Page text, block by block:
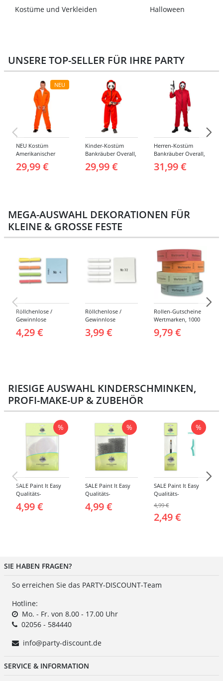
Kostüme und Verkleiden Halloween
UNSERE TOP-SELLER FÜR IHRE PARTY
NEU
NEU Kostüm
Amerikanischer
Overall, Orange -
29,99 €
Kinder-Kostüm
Bankräuber Overall,
29,99 €
Herren-Kostüm
Bankräuber Overall,
31,99 €
MEGA-AUSWAHL DEKORATIONEN FÜR
KLEINE & GROSSE FESTE
Röllchenlose /
Gewinnlose
Tombola, Treffer,
bunt - Nummern 1-
4,29 €
Röllchenlose /
Gewinnlose
Tombola, Treffer,
weiß - Verschiedene
3,99 €
Rollen-Gutscheine
Wertmarken, 1000
Abrisse -
Verschiedene
9,79 €
RIESIGE AUSWAHL KINDERSCHMINKEN,
PROFI-MAKE-UP & ZUBEHÖR
%
SALE Paint It Easy
Qualitäts-
Rund, 2 Stück, für
4,99 €
%
SALE Paint It Easy
Qualitäts-
Stoppelschwamm, 2
4,99 €
%
SALE Paint It Easy
Qualitäts-
klein, für Gesicht
und Körper
4,99 €
2,49 €
SIE HABEN FRAGEN?
So erreichen Sie das PARTY-DISCOUNT-Team
Hotline:
Mo. - Fr. von 8.00 - 17.00 Uhr
02056 - 584440
info@party-discount.de
SERVICE & INFORMATION